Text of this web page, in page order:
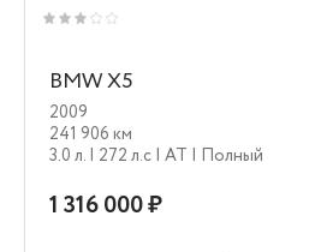
BMW X5
2009
241 906 км
3.0 л. | 272 л.c | AT | Полный
1 316 000 ₽